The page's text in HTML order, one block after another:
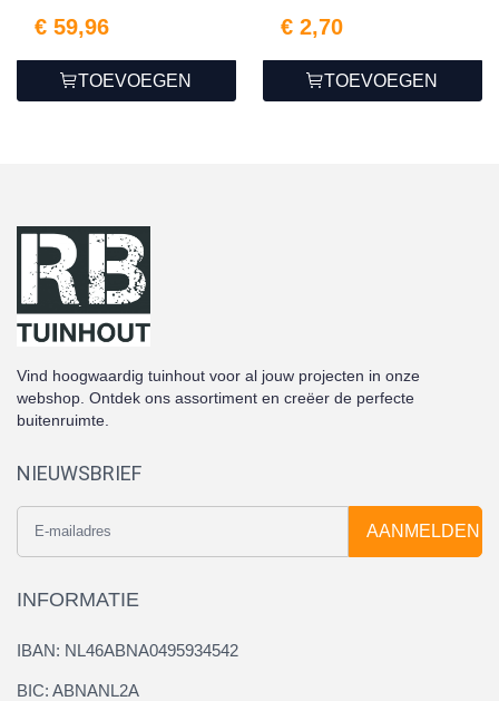
€ 59,96
TOEVOEGEN
€ 2,70
TOEVOEGEN
Vind hoogwaardig tuinhout voor al jouw projecten in onze
webshop. Ontdek ons assortiment en creëer de perfecte
buitenruimte.
NIEUWSBRIEF
AANMELDEN
INFORMATIE
IBAN: NL46ABNA0495934542
BIC: ABNANL2A